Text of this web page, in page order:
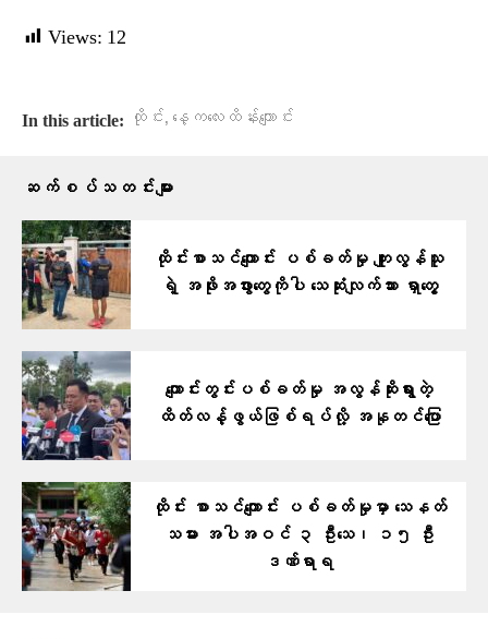
Views: 12
In this article: ထိုင်း, နေ့ကလေးထိန်းကျောင်း
ဆက်စပ်သတင်းများ
ထိုင်းစာသင်ကျောင်း ပစ်ခတ်မှု ကျူးလွန်သူ
ရဲ့ အဖိုးအဖွားတွေကိုပါ သေဆုံးလျက်သား ရှာတွေ့
ကျောင်းတွင်းပစ်ခတ်မှု အလွန်ဆိုးရွားတဲ့
ထိတ်လန့်ဖွယ်ဖြစ်ရပ်လို့ အနုတင်​ပြော
ထိုင်း စာသင်ကျောင်း ပစ်ခတ်မှုမှာ သေနတ်
သမား အပါအဝင် ၃ ဦးသေ၊ ၁၅ ဦး
ဒဏ်ရာရ